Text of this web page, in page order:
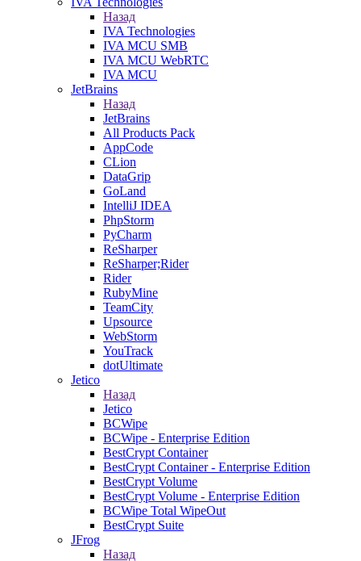
Назад
IVA Technologies
IVA MCU SMB
IVA MCU WebRTC
IVA MCU
JetBrains
Назад
JetBrains
All Products Pack
AppCode
CLion
DataGrip
GoLand
IntelliJ IDEA
PhpStorm
PyCharm
ReSharper
ReSharper;Rider
Rider
RubyMine
TeamCity
Upsource
WebStorm
YouTrack
dotUltimate
Jetico
Назад
Jetico
BCWipe
BCWipe - Enterprise Edition
BestCrypt Container
BestCrypt Container - Enterprise Edition
BestCrypt Volume
BestCrypt Volume - Enterprise Edition
BCWipe Total WipeOut
BestCrypt Suite
JFrog
Назад